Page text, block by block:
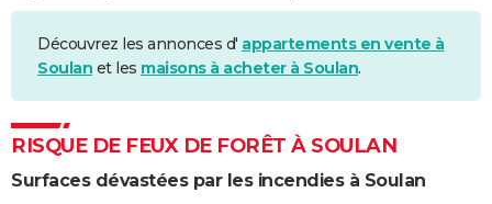
Découvrez les annonces d' appartements en vente à
Soulan et les maisons à acheter à Soulan.
RISQUE DE FEUX DE FORÊT À SOULAN
Surfaces dévastées par les incendies à Soulan